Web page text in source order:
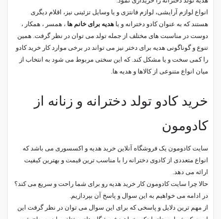
انواع لوازم آرایشی، لوازم فانتزی و یا وسایل تزئینی نیز، اقلام دیگری
هستند که به عنوان کادو دخترانه و یا هدیه برای خانم ها ، همسر ، همکار ،
دوست در مناسبت های مختلف از جمله تولد می توان در نظر گرفت. همین
تنوع و گوناگونی هدیه برای دختر نیز می تواند در برخی موارد کار خرید کادو
را کمی سخت و یا مشکل کند. که این سختی مربوط می شود به انتخاب از
میان انواع متنوعی از کالاها و هدیه ها.
خرید کادو تولد دخترانه و زنانه از
کادومون
سایت کادومون یک فروشگاه آنلاین خرید هدیه و اکسسوری می باشد که
انواع متعددی از کادوی دخترانه را با مناسب ترین قیمت و بهترین کیفیت
ارائه می دهد.
حالا چرا سایت کادومون کار خرید هدیه رو برای شما راحت و سریع می کند؟
در ادامه می خواهیم به این سوال و پاسخ آن بپردازیم.
از مهم ترین دلایل و پاسخی که برای این سوال می توان در نظر گرفت این